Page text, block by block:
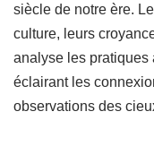
siècle de notre ère.
culture, leurs
analyse les pratiques
éclairant les
observations des